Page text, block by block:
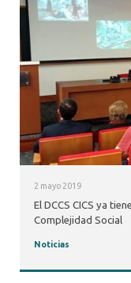
2 mayo 2019
El DCCS CICS ya
Complejidad Social
Noticias